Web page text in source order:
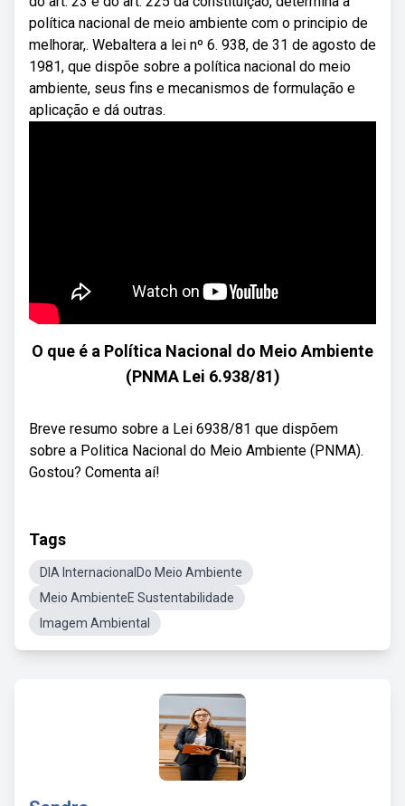
política nacional de meio ambiente com o principio de
melhorar,. Webaltera a lei nº 6. 938, de 31 de agosto de
1981, que dispõe sobre a política nacional do meio
ambiente, seus fins e mecanismos de formulação e
aplicação e dá outras.
O que é a Política Nacional do Meio Ambiente
(PNMA Lei 6.938/81)
Breve resumo sobre a Lei 6938/81 que dispõem
sobre a Politica Nacional do Meio Ambiente (PNMA).
Gostou? Comenta aí!
Tags
DIA InternacionalDo Meio Ambiente
Meio AmbienteE Sustentabilidade
Imagem Ambiental